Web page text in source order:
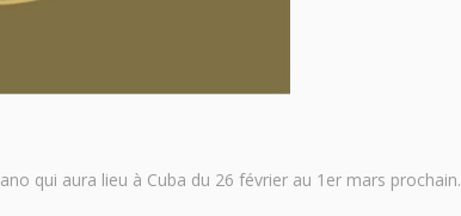
qui aura lieu à Cuba du 26 février au 1er mars prochain.